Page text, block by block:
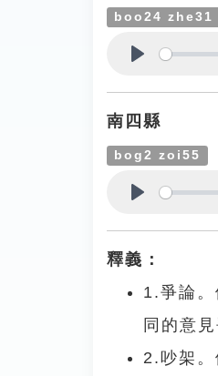
boo24 zhe31
南四縣
bog2 zoi55
釋義：
1.爭論
同的意見
2.吵架。